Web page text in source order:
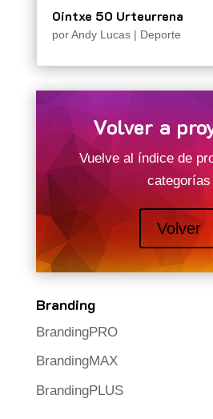
Ointxe 50 Urteurrena
porAndy Lucas| Deporte
Volver a
Vuelve al índice de
categorías
Volver
Branding
BrandingPRO
BrandingMAX
BrandingPLUS